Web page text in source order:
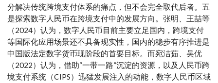
分解决传统跨境支付体系的痛点，但不会完全取代后者。五
是探索数字人民币在跨境支付中的发展方向。张明、王喆等
（2024）认为，数字人民币目前主要立足国内，跨境支付
等国际化应用场景还不具备现实性，国内的稳步有序推进是
中国版法定数字货币现阶段的首要目标。而宛洁茹、吴优
（2022）认为，借助“一带一路”沉淀的资源，以及人民币跨
境支付系统（CIPS）迅猛发展注入的动能，数字人民币区域